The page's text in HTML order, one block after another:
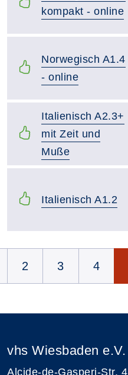
kompakt - online
Norwegisch A1.4
- online
Italienisch A2.3+
mit Zeit und
Muße
Italienisch A1.2
2 3 4
vhs Wiesbaden e.V.
Alcide-de-Gasperi-Str. 4